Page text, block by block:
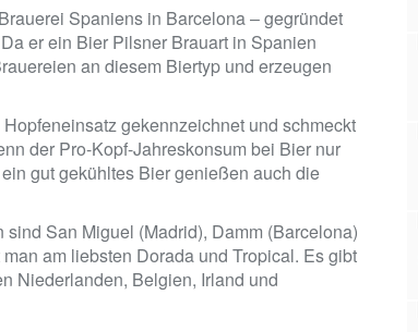
Spaniens in Barcelona – gegründet
er ein Bier Pilsner Brauart in Spanien
an diesem Biertyp und erzeugen
gekennzeichnet und schmeckt
der Pro-Kopf-Jahreskonsum bei Bier nur
gut gekühltes Bier genießen auch die
San Miguel (Madrid), Damm (Barcelona)
am liebsten Dorada und Tropical. Es gibt
Niederlanden, Belgien, Irland und